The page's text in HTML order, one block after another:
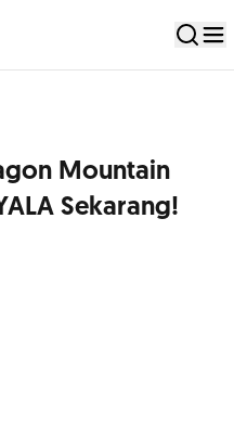
Mountain
Sekarang!